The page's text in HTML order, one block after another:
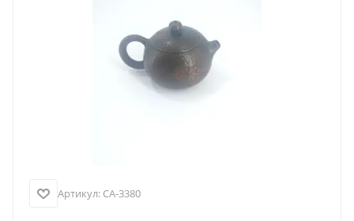
Артикул: CA-3380